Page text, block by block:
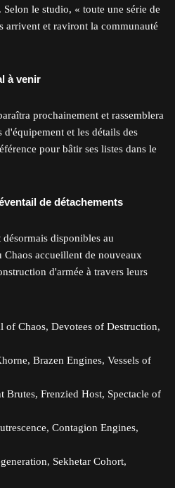
le studio, « toute une série de
arrivent et raviront la communauté
à venir
prochainement et rassemblera
d'équipement et les détails des
pour bâtir ses listes dans le
de détachements
disponibles au
Chaos accueillent de nouveaux
d'armée à travers leurs
of Chaos, Devotees of Destruction,
Brazen Engines, Vessels of
Brutes, Frenzied Host, Spectacle of
Contagion Engines,
Sekhetar Cohort,